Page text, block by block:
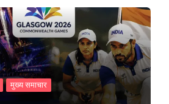
मुख्य समाचार